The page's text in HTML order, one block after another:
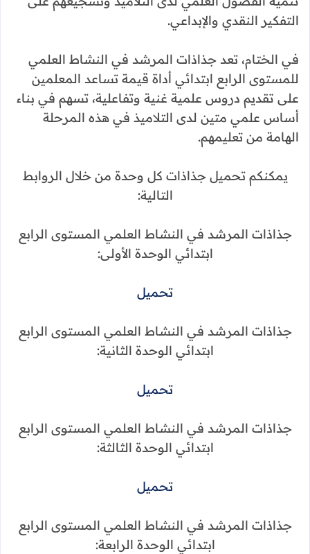
التفكير النقدي والإبداعي.
في الختام، تعد جذاذات المرشد في النشاط العلمي
للمستوى الرابع ابتدائي أداة قيمة تساعد المعلمين
على تقديم دروس علمية غنية وتفاعلية، تسهم في بناء
أساس علمي متين لدى التلاميذ في هذه المرحلة
الهامة من تعليمهم.
يمكنكم تحميل جذاذات كل وحدة من خلال الروابط
التالية:
جذاذات المرشد في النشاط العلمي المستوى الرابع
ابتدائي الوحدة الأولى:
تحميل
جذاذات المرشد في النشاط العلمي المستوى الرابع
ابتدائي الوحدة الثانية:
تحميل
جذاذات المرشد في النشاط العلمي المستوى الرابع
ابتدائي الوحدة الثالثة:
تحميل
جذاذات المرشد في النشاط العلمي المستوى الرابع
ابتدائي الوحدة الرابعة: